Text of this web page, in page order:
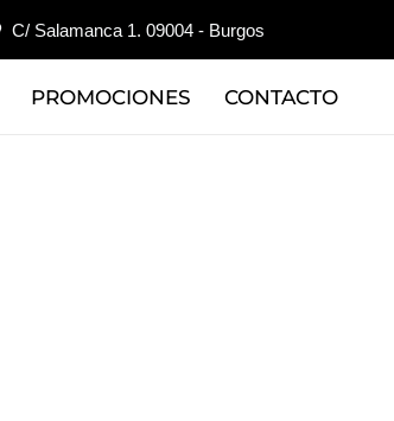
C/ Salamanca 1. 09004 - Burgos
PROMOCIONES CONTACTO